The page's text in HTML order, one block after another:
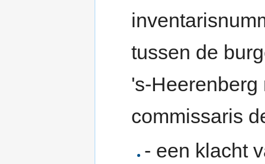
tussen de
's-Heerenberg
commissaris
- een klacht